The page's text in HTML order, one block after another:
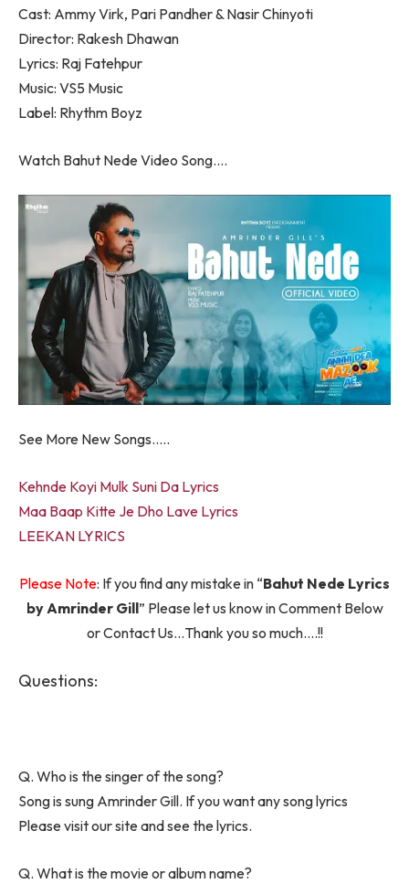
Cast: Ammy Virk, Pari Pandher & Nasir Chinyoti
Director: Rakesh Dhawan
Lyrics: Raj Fatehpur
Music: VS5 Music
Label: Rhythm Boyz
Watch Bahut Nede Video Song….
See More New Songs…..
Kehnde Koyi Mulk Suni Da Lyrics
Maa Baap Kitte Je Dho Lave Lyrics
LEEKAN LYRICS
Please Note: If you find any mistake in “Bahut Nede Lyrics
by Amrinder Gill” Please let us know in Comment Below
or Contact Us…Thank you so much….!!
Questions:
Q. Who is the singer of the song?
Song is sung Amrinder Gill. If you want any song lyrics
Please visit our site and see the lyrics.
Q. What is the movie or album name?